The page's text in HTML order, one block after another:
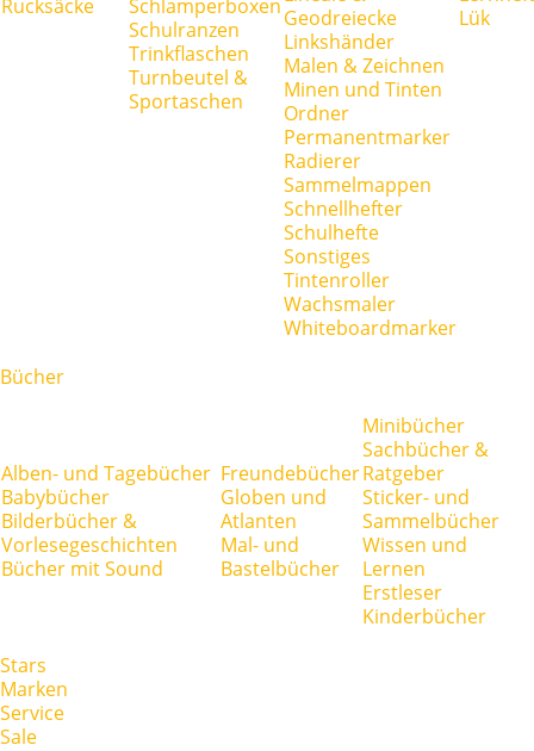
Rucksäcke
Schlamperboxen
Schulranzen
Trinkflaschen
Turnbeutel &
Sportaschen
Geodreiecke
Linkshänder
Malen & Zeichnen
Minen und Tinten
Ordner
Permanentmarker
Radierer
Sammelmappen
Schnellhefter
Schulhefte
Sonstiges
Tintenroller
Wachsmaler
Whiteboardmarker
Lük
Bücher
Alben- und Tagebücher
Babybücher
Bilderbücher &
Vorlesegeschichten
Bücher mit Sound
Freundebücher
Globen und
Atlanten
Mal- und
Bastelbücher
Minibücher
Sachbücher &
Ratgeber
Sticker- und
Sammelbücher
Wissen und
Lernen
Erstleser
Kinderbücher
Stars
Marken
Service
Sale